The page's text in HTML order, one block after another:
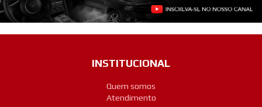
INSTITUCIONAL
Quem somos
Atendimento